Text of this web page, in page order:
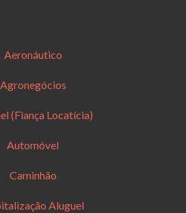
Aeronáutico
Agronegócios
(Fiança Locatícia)
Automóvel
Caminhão
Aluguel